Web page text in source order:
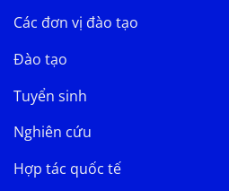
Các đơn vị đào tạo
Đào tạo
Tuyển sinh
Nghiên cứu
Hợp tác quốc tế